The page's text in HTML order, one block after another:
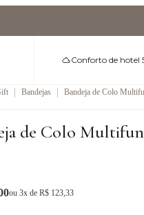
Conforto de hotel
| Bandejas |
Bandeja de Colo
de Colo
ou 3x de R$ 123,33